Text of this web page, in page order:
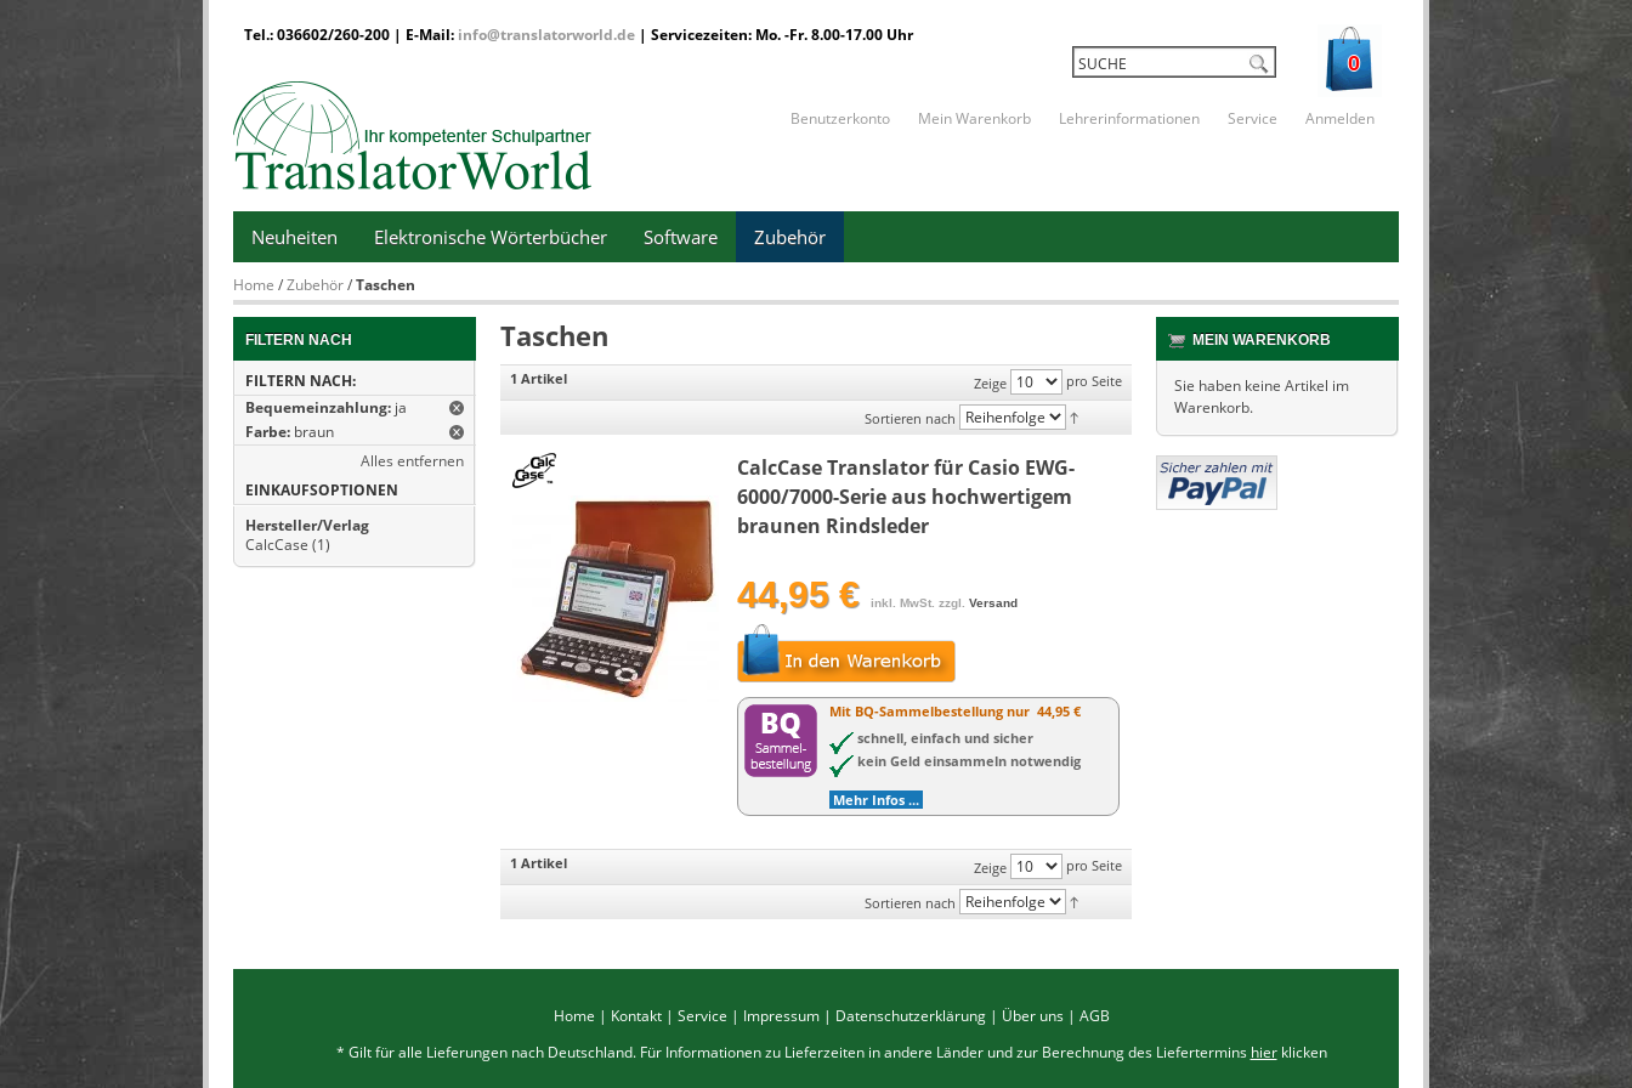
Tel.: 036602/260-200 | E-Mail: info@translatorworld.de | Servicezeiten: Mo. -Fr. 8.00-17.00 Uhr
0
Benutzerkonto Mein Warenkorb Lehrerinformationen Service Anmelden
Neuheiten Elektronische Wörterbücher Software Zubehör
Home /Zubehör/Taschen
FILTERN NACH
FILTERN NACH:
Bequemeinzahlung: ja
Farbe: braun
Alles entfernen
EINKAUFSOPTIONEN
Hersteller/Verlag
CalcCase (1)
Taschen
1 Artikel Zeige pro Seite
Sortieren nach
CalcCase Translator für Casio EWG-
6000/7000-Serie aus hochwertigem
braunen Rindsleder
44,95 € inkl. MwSt. zzgl. Versand
Mit BQ-Sammelbestellung nur 44,95 €
schnell, einfach und sicher
kein Geld einsammeln notwendig
Mehr Infos ...
1 Artikel Zeige pro Seite
Sortieren nach
MEIN WARENKORB
Sie haben keine Artikel im
Warenkorb.
Home | Kontakt| Service | Impressum| Datenschutzerklärung| Über uns| AGB
* Gilt für alle Lieferungen nach Deutschland. Für Informationen zu Lieferzeiten in andere Länder und zur Berechnung des Liefertermins hierklicken